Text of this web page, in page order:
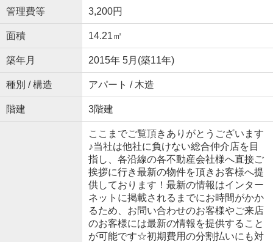
管理費等 3,200円
面積 14.21㎡
築年月 2015年 5月(築11年)
種別 / 構造 アパート / 木造
階建 3階建
ここまでご覧頂きありがとうございます
♪当社は他社に負けない総合仲介店を目
指し、各沿線の各不動産会社様へ直接ご
挨拶に行き最新の物件を頂きお客様へ提
供しております！最新の情報はインター
ネットに掲載されるまでにお時間がかか
るため、お問い合わせのお客様やご来店
のお客様には最新の情報を提供すること
が可能です☆初期費用の分割払いにも対